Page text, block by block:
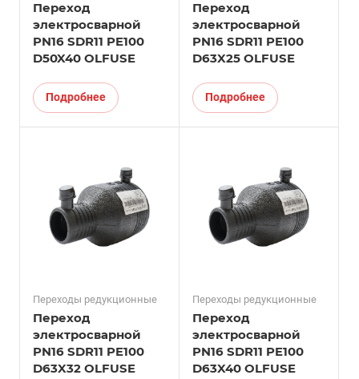
Переход
электросварной
PN16 SDR11 PE100
D50X40 OLFUSE
Подробнее
Переход
электросварной
PN16 SDR11 PE100
D63X25 OLFUSE
Подробнее
Переходы редукционные
Переход
электросварной
PN16 SDR11 PE100
D63X32 OLFUSE
Переходы редукционные
Переход
электросварной
PN16 SDR11 PE100
D63X40 OLFUSE